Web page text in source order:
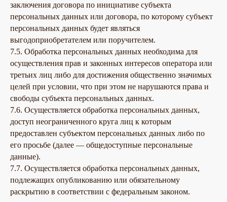
заключения договора по инициативе субъекта
персональных данных или договора, по которому субъект
персональных данных будет являться
выгодоприобретателем или поручителем.
7.5. Обработка персональных данных необходима для
осуществления прав и законных интересов оператора или
третьих лиц либо для достижения общественно значимых
целей при условии, что при этом не нарушаются права и
свободы субъекта персональных данных.
7.6. Осуществляется обработка персональных данных,
доступ неограниченного круга лиц к которым
предоставлен субъектом персональных данных либо по
его просьбе (далее — общедоступные персональные
данные).
7.7. Осуществляется обработка персональных данных,
подлежащих опубликованию или обязательному
раскрытию в соответствии с федеральным законом.